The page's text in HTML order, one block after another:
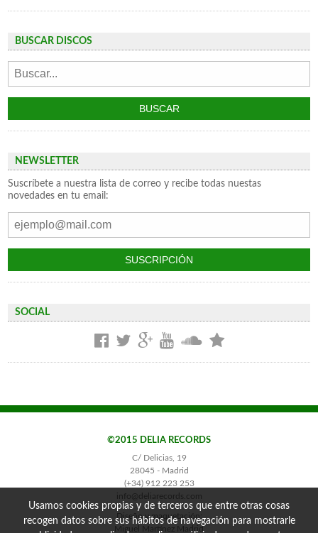
BUSCAR DISCOS
NEWSLETTER
Suscríbete a nuestra lista de correo y recibe todas nuestas
novedades en tu email:
SOCIAL
©2015 DELIA RECORDS
C/ Delicias, 19
28045 - Madrid
(+34) 912 223 253
info@deliarecords.com
Diseño y maquetación:
Miguel Martínez Madrid
Usamos cookies propias y de terceros que entre otras cosas
recogen datos sobre sus hábitos de navegación para mostrarle